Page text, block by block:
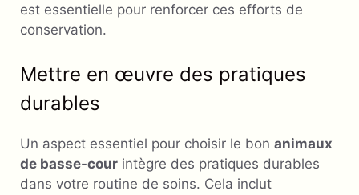
est essentielle pour renforcer ces efforts de
conservation.
Mettre en œuvre des pratiques
durables
Un aspect essentiel pour choisir le bon animaux
de basse-cour intègre des pratiques durables
dans votre routine de soins. Cela inclut